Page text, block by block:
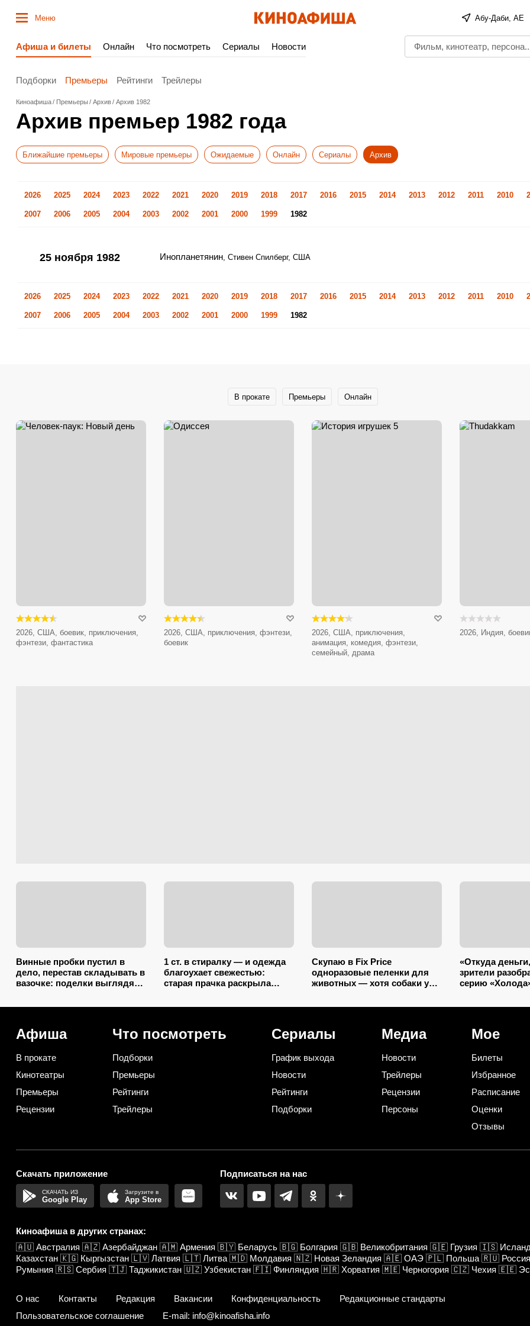
Меню Абу-Даби, AE
Афиша и билеты Онлайн Что посмотреть Сериалы Новости
Подборки Премьеры Рейтинги Трейлеры
Киноафиша Премьеры Архив Архив 1982
Архив премьер 1982 года
Ближайшие премьеры Мировые премьеры Ожидаемые Онлайн Сериалы Архив
2026 2025 2024 2023 2022 2021 2020 2019 2018 2017 2016 2015 2014 2013 2012 2011 2010
2007 2006 2005 2004 2003 2002 2001 2000 1999 1982
25 ноября 1982 Инопланетянин, Стивен Спилберг, США
2026 2025 2024 2023 2022 2021 2020 2019 2018 2017 2016 2015 2014 2013 2012 2011 2010
2007 2006 2005 2004 2003 2002 2001 2000 1999 1982
В прокате Премьеры Онлайн
2026, США, боевик, приключения,
фэнтези, фантастика
2026, США, приключения, фэнтези,
боевик
2026, США, приключения,
анимация, комедия, фэнтези,
семейный, драма
2026, Индия,
Винные пробки пустил в
дело, перестав складывать в
вазочке: поделки выглядят
1 ст. в стиралку — и одежда
благоухает свежестью:
старая прачка раскрыла
Скупаю в Fix Price
одноразовые пеленки для
животных — хотя собаки у
«Откуда
зрители
серию
Афиша
В прокате
Кинотеатры
Премьеры
Рецензии
Что посмотреть
Подборки
Премьеры
Рейтинги
Трейлеры
Сериалы
График выхода
Новости
Рейтинги
Подборки
Медиа
Новости
Трейлеры
Рецензии
Персоны
Мое
Билеты
Избранное
Расписание
Оценки
Отзывы
Скачать приложение
Google Play App Store
Подписаться на нас
Киноафиша в других странах:
🇦🇺 Австралия 🇦🇿 Азербайджан 🇦🇲 Армения 🇧🇾 Беларусь 🇧🇬 Болгария 🇬🇧 Великобритания 🇬🇪 Грузия 🇮🇸
Казахстан 🇰🇬 Кыргызстан 🇱🇻 Латвия 🇱🇹 Литва 🇲🇩 Молдавия 🇳🇿 Новая Зеландия 🇦🇪 ОАЭ 🇵🇱 Польша 🇷🇺 Россия
Румыния 🇷🇸 Сербия 🇹🇯 Таджикистан 🇺🇿 Узбекистан 🇫🇮 Финляндия 🇭🇷 Хорватия 🇲🇪 Черногория 🇨🇿 Чехия 🇪🇪
О нас Контакты Редакция Вакансии Конфиденциальность
Редакционные стандарты
Пользовательское соглашение
E-mail: info@kinoafisha.info